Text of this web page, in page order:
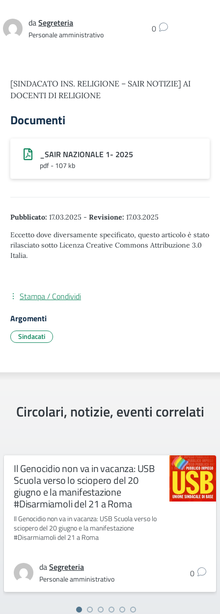
daSegreteria
Personale amministrativo 0
[SINDACATO INS. RELIGIONE – SAIR NOTIZIE] AI
DOCENTI DI RELIGIONE
Documenti
_SAIR NAZIONALE 1- 2025
pdf - 107 kb
Pubblicato: 17.03.2025 - Revisione: 17.03.2025
Eccetto dove diversamente specificato, questo articolo è stato
rilasciato sotto Licenza Creative Commons Attribuzione 3.0
Italia.
Stampa / Condividi
Argomenti
Sindacati
Circolari, notizie, eventi correlati
Il Genocidio non va in vacanza: USB
Scuola verso lo sciopero del 20
giugno e la manifestazione
#Disarmiamoli del 21 a Roma
Il Genocidio non va in vacanza: USB Scuola verso lo
sciopero del 20 giugno e la manifestazione
#Disarmiamoli del 21 a Roma
daSegreteria
Personale amministrativo 0